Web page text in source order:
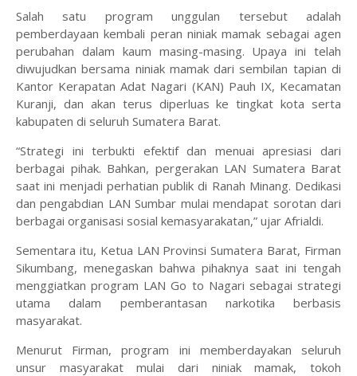
Salah satu program unggulan tersebut adalah
pemberdayaan kembali peran niniak mamak sebagai agen
perubahan dalam kaum masing-masing. Upaya ini telah
diwujudkan bersama niniak mamak dari sembilan tapian di
Kantor Kerapatan Adat Nagari (KAN) Pauh IX, Kecamatan
Kuranji, dan akan terus diperluas ke tingkat kota serta
kabupaten di seluruh Sumatera Barat.
“Strategi ini terbukti efektif dan menuai apresiasi dari
berbagai pihak. Bahkan, pergerakan LAN Sumatera Barat
saat ini menjadi perhatian publik di Ranah Minang. Dedikasi
dan pengabdian LAN Sumbar mulai mendapat sorotan dari
berbagai organisasi sosial kemasyarakatan,” ujar Afrialdi.
Sementara itu, Ketua LAN Provinsi Sumatera Barat, Firman
Sikumbang, menegaskan bahwa pihaknya saat ini tengah
menggiatkan program LAN Go to Nagari sebagai strategi
utama dalam pemberantasan narkotika berbasis
masyarakat.
Menurut Firman, program ini memberdayakan seluruh
unsur masyarakat mulai dari niniak mamak, tokoh